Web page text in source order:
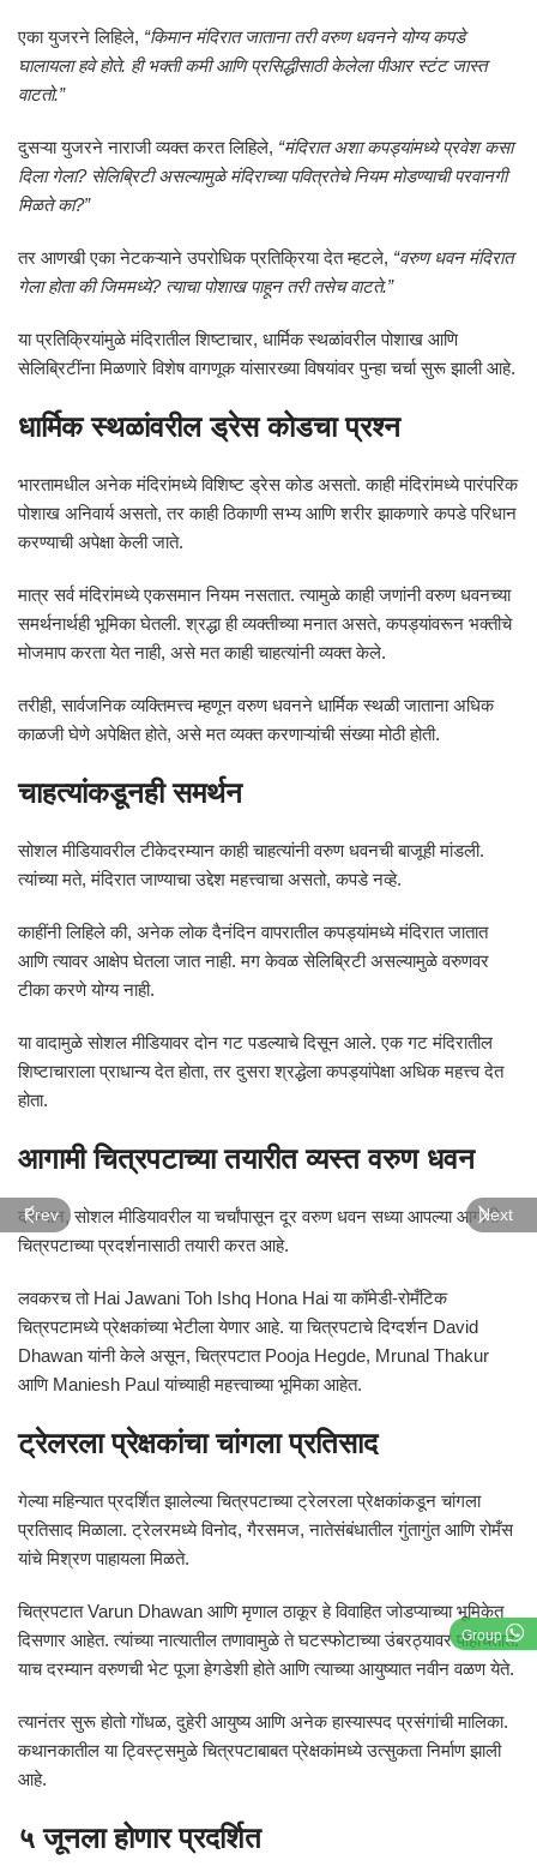
Group
एका युजरने लिहिले, “किमान मंदिरात जाताना तरी वरुण धवनने योग्य कपडे
घालायला हवे होते. ही भक्ती कमी आणि प्रसिद्धीसाठी केलेला पीआर स्टंट जास्त
वाटतो.”
दुसऱ्या युजरने नाराजी व्यक्त करत लिहिले, “मंदिरात अशा कपड्यांमध्ये प्रवेश कसा
दिला गेला? सेलिब्रिटी असल्यामुळे मंदिराच्या पवित्रतेचे नियम मोडण्याची परवानगी
मिळते का?”
तर आणखी एका नेटकऱ्याने उपरोधिक प्रतिक्रिया देत म्हटले, “वरुण धवन मंदिरात
गेला होता की जिममध्ये? त्याचा पोशाख पाहून तरी तसेच वाटते.”
या प्रतिक्रियांमुळे मंदिरातील शिष्टाचार, धार्मिक स्थळांवरील पोशाख आणि
सेलिब्रिटींना मिळणारे विशेष वागणूक यांसारख्या विषयांवर पुन्हा चर्चा सुरू झाली आहे.
धार्मिक स्थळांवरील ड्रेस कोडचा प्रश्न
भारतामधील अनेक मंदिरांमध्ये विशिष्ट ड्रेस कोड असतो. काही मंदिरांमध्ये पारंपरिक
पोशाख अनिवार्य असतो, तर काही ठिकाणी सभ्य आणि शरीर झाकणारे कपडे परिधान
करण्याची अपेक्षा केली जाते.
मात्र सर्व मंदिरांमध्ये एकसमान नियम नसतात. त्यामुळे काही जणांनी वरुण धवनच्या
समर्थनार्थही भूमिका घेतली. श्रद्धा ही व्यक्तीच्या मनात असते, कपड्यांवरून भक्तीचे
मोजमाप करता येत नाही, असे मत काही चाहत्यांनी व्यक्त केले.
तरीही, सार्वजनिक व्यक्तिमत्त्व म्हणून वरुण धवनने धार्मिक स्थळी जाताना अधिक
काळजी घेणे अपेक्षित होते, असे मत व्यक्त करणाऱ्यांची संख्या मोठी होती.
चाहत्यांकडूनही समर्थन
सोशल मीडियावरील टीकेदरम्यान काही चाहत्यांनी वरुण धवनची बाजूही मांडली.
त्यांच्या मते, मंदिरात जाण्याचा उद्देश महत्त्वाचा असतो, कपडे नव्हे.
काहींनी लिहिले की, अनेक लोक दैनंदिन वापरातील कपड्यांमध्ये मंदिरात जातात
आणि त्यावर आक्षेप घेतला जात नाही. मग केवळ सेलिब्रिटी असल्यामुळे वरुणवर
टीका करणे योग्य नाही.
या वादामुळे सोशल मीडियावर दोन गट पडल्याचे दिसून आले. एक गट मंदिरातील
शिष्टाचाराला प्राधान्य देत होता, तर दुसरा श्रद्धेला कपड्यांपेक्षा अधिक महत्त्व देत
होता.
आगामी चित्रपटाच्या तयारीत व्यस्त वरुण धवन
दरम्यान, सोशल मीडियावरील या चर्चांपासून दूर वरुण धवन सध्या आपल्या आगामी
चित्रपटाच्या प्रदर्शनासाठी तयारी करत आहे.
लवकरच तो Hai Jawani Toh Ishq Hona Haiया कॉमेडी-रोमँटिक
चित्रपटामध्ये प्रेक्षकांच्या भेटीला येणार आहे. या चित्रपटाचे दिग्दर्शन David
Dhawanयांनी केले असून, चित्रपटात Pooja Hegde, Mrunal Thakur
आणि Maniesh Paulयांच्याही महत्त्वाच्या भूमिका आहेत.
ट्रेलरला प्रेक्षकांचा चांगला प्रतिसाद
गेल्या महिन्यात प्रदर्शित झालेल्या चित्रपटाच्या ट्रेलरला प्रेक्षकांकडून चांगला
प्रतिसाद मिळाला. ट्रेलरमध्ये विनोद, गैरसमज, नातेसंबंधातील गुंतागुंत आणि रोमँस
यांचे मिश्रण पाहायला मिळते.
चित्रपटातVarun Dhawan आणि मृणाल ठाकूर हे विवाहित जोडप्याच्या भूमिकेत
दिसणार आहेत. त्यांच्या नात्यातील तणावामुळे ते घटस्फोटाच्या उंबरठ्यावर पोहोचतात.
याच दरम्यान वरुणची भेट पूजा हेगडेशी होते आणि त्याच्या आयुष्यात नवीन वळण येते.
त्यानंतर सुरू होतो गोंधळ, दुहेरी आयुष्य आणि अनेक हास्यास्पद प्रसंगांची मालिका.
कथानकातील या ट्विस्ट्समुळे चित्रपटाबाबत प्रेक्षकांमध्ये उत्सुकता निर्माण झाली
आहे.
५ जूनला होणार प्रदर्शित
Prev Next